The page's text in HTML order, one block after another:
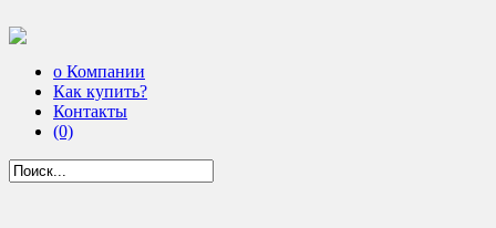
о Компании
Как купить?
Контакты
(0)